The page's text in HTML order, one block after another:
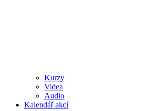
Kurzy
Videa
Audio
Kalendář akcí